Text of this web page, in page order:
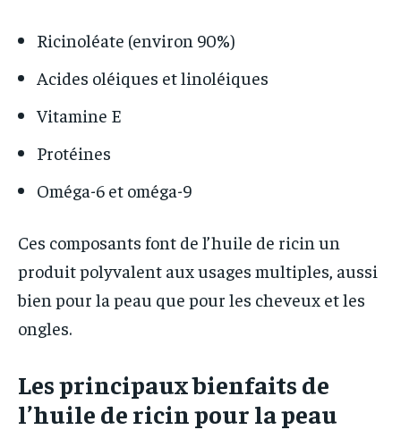
Ricinoléate (environ 90%)
Acides oléiques et linoléiques
Vitamine E
Protéines
Oméga-6 et oméga-9
Ces composants font de l’huile de ricin un
produit polyvalent aux usages multiples, aussi
bien pour la peau que pour les cheveux et les
ongles.
Les principaux bienfaits de
l’huile de ricin pour la peau